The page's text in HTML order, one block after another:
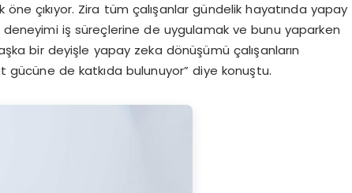
çıkıyor. Zira tüm çalışanlar gündelik hayatında yapay
deneyimi iş süreçlerine de uygulamak ve bunu yaparken
bir deyişle yapay zeka dönüşümü çalışanların
gücüne de katkıda bulunuyor” diye konuştu.